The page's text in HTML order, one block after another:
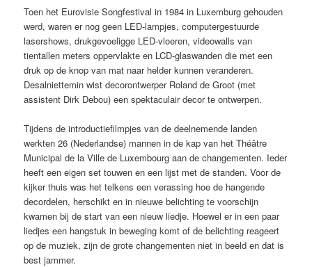
Toen het Eurovisie Songfestival in 1984 in Luxemburg gehouden
werd, waren er nog geen LED-lampjes, computergestuurde
lasershows, drukgevoeligge LED-vloeren, videowalls van
tientallen meters oppervlakte en LCD-glaswanden die met een
druk op de knop van mat naar helder kunnen veranderen.
Desalniettemin wist decorontwerper Roland de Groot (met
assistent Dirk Debou) een spektaculair decor te ontwerpen.
Tijdens de introductiefilmpjes van de deelnemende landen
werkten 26 (Nederlandse) mannen in de kap van het Théâtre
Municipal de la Ville de Luxembourg aan de changementen. Ieder
heeft een eigen set touwen en een lijst met de standen. Voor de
kijker thuis was het telkens een verassing hoe de hangende
decordelen, herschikt en in nieuwe belichting te voorschijn
kwamen bij de start van een nieuw liedje. Hoewel er in een paar
liedjes een hangstuk in beweging komt of de belichting reageert
op de muziek, zijn de grote changementen niet in beeld en dat is
best jammer.